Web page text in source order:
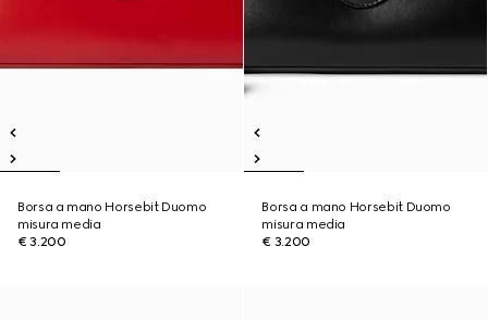
Borsa a mano Horsebit Duomo
misura media
€ 3.200
Borsa a mano Horsebit Duomo
misura media
€ 3.200